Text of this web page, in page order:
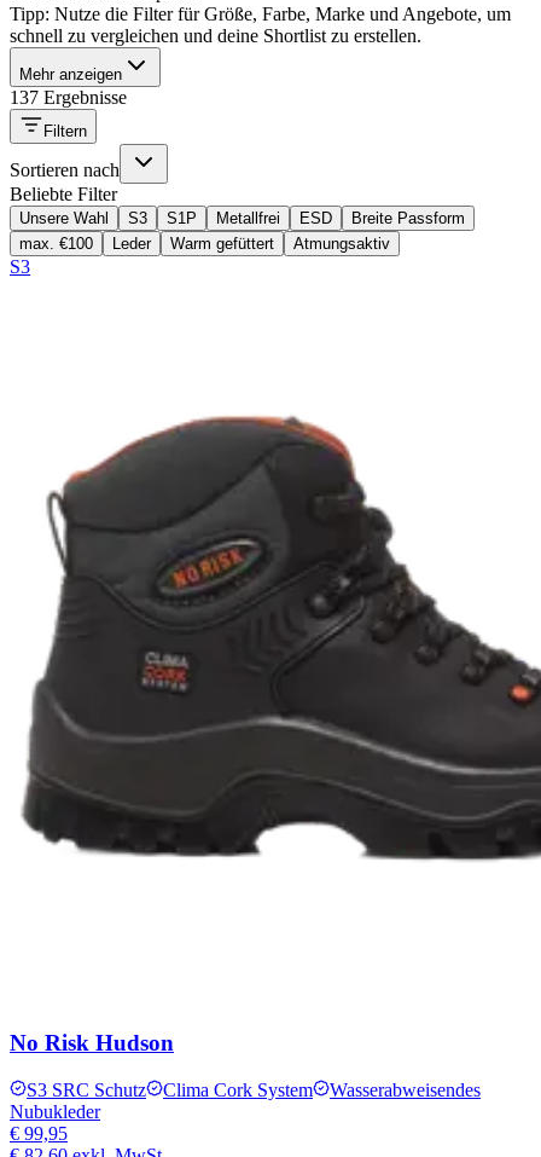
Tipp: Nutze die Filter für Größe, Farbe, Marke und Angebote, um
schnell zu vergleichen und deine Shortlist zu erstellen.
Mehr anzeigen
137 Ergebnisse
Filtern
Sortieren nach
Beliebte Filter
Unsere Wahl S3 S1P Metallfrei ESD
Breite Passform
max. €100
Leder Warm gefüttert Atmungsaktiv
S3
No Risk Hudson
S3 SRC Schutz Clima Cork System
Wasserabweisendes
Nubukleder
€ 99,95